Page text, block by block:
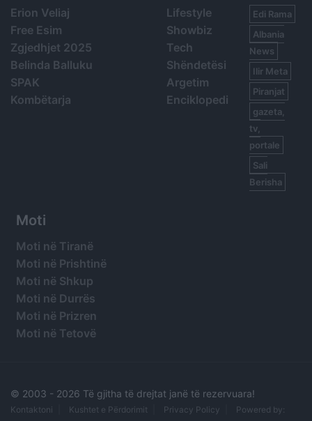
Erion Veliaj
Free Esim
Zgjedhjet 2025
Belinda Balluku
SPAK
Kombëtarja
Lifestyle
Showbiz
Tech
Shëndetësi
Argetim
Enciklopedi
Edi Rama
Albania
News
Ilir Meta
Piranjat
gazeta,
tv,
portale
Sali
Berisha
Moti
Moti në Tiranë
Moti në Prishtinë
Moti në Shkup
Moti në Durrës
Moti në Prizren
Moti në Tetovë
© 2003 - 2026 Të gjitha të drejtat janë të rezervuara!
Kontaktoni Kushtet e Përdorimit Privacy Policy Powered by: